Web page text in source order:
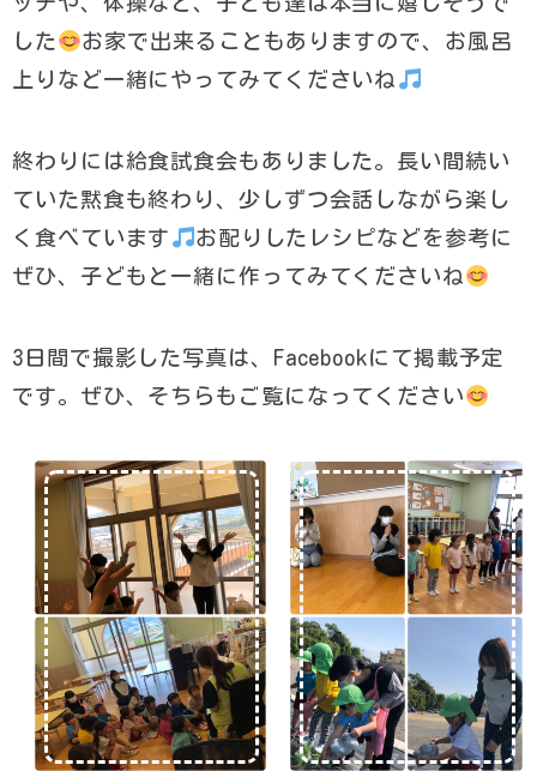
した
お家で出来ることもありますので、お風呂
上りなど一緒にやってみてくださいね
終わりには給食試食会もありました。長い間続い
ていた黙食も終わり、少しずつ会話しながら楽し
く食べています
お配りしたレシピなどを参考に
ぜひ、子どもと一緒に作ってみてくださいね
3日間で撮影した写真は、Facebookにて掲載予定
です。ぜひ、そちらもご覧になってください